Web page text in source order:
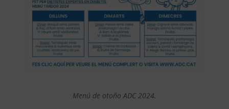
Menú de otoño ADC 2024.